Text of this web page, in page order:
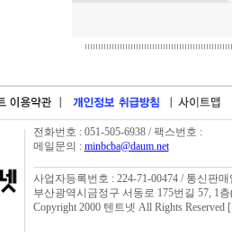
전화번호 : 051-505-6938 / 팩스번호 :
메일문의 : minbcba@daum.net
사업자등록번호 : 224-71-00474 / 통신판
부산광역시금정구 서동로 175번길 57, 1
Copyright 2000 텐트넷 All Rights